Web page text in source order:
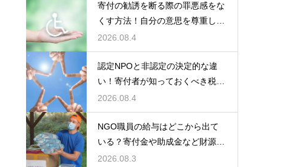
寄付の勧誘を断る際の罪悪感をな
くす方法！自分の意思を尊重して
丁寧に対応
2026.08.4
認定NPOと非認定の決定的な違
い！寄付者が知っておくべき税の
優遇
2026.08.4
NGO職員の給与はどこから出て
いる？寄付金や助成金など財源の
仕組みを徹底解説
2026.08.3